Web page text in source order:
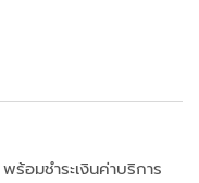
ร้อมชำระเงินค่าบริการ